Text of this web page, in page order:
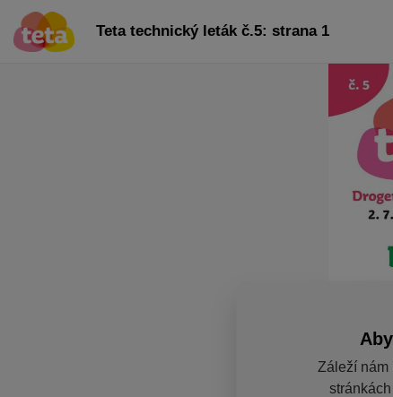
Teta technický leták č.5: strana 1
Záleží nám